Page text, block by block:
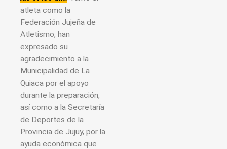
atleta como la
Federación Jujeña de
Atletismo, han
expresado su
agradecimiento a la
Municipalidad de La
Quiaca por el apoyo
durante la preparación,
así como a la Secretaría
de Deportes de la
Provincia de Jujuy, por la
ayuda económica que